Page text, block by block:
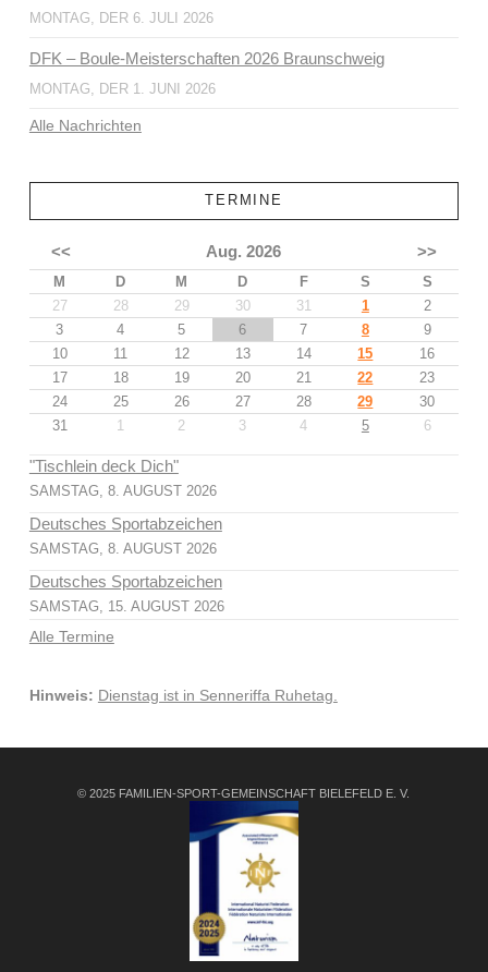
MONTAG, DER 6. JULI 2026
DFK – Boule-Meisterschaften 2026 Braunschweig
MONTAG, DER 1. JUNI 2026
Alle Nachrichten
TERMINE
<< Aug. 2026 >>
M D M D F S
S
27
28 29 30 31 1
2
3
4 5 6 7 8
9
10
11 12 13 14 15
16
17
18 19 20 21 22
23
24
25 26 27 28 29
30
31
1 2 3 4 5 6
"Tischlein deck Dich"
SAMSTAG, 8. AUGUST 2026
Deutsches Sportabzeichen
SAMSTAG, 8. AUGUST 2026
Deutsches Sportabzeichen
SAMSTAG, 15. AUGUST 2026
Alle Termine
Hinweis: Dienstag ist in Senneriffa Ruhetag.
© 2025 FAMILIEN-SPORT-GEMEINSCHAFT BIELEFELD E. V.